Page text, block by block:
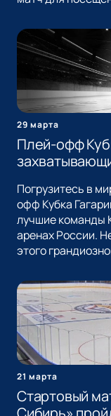
29 марта
Плей-офф
Погрузитесь в
офф Кубка
лучшие команды
аренах России.
этого
21 марта
Стартовый